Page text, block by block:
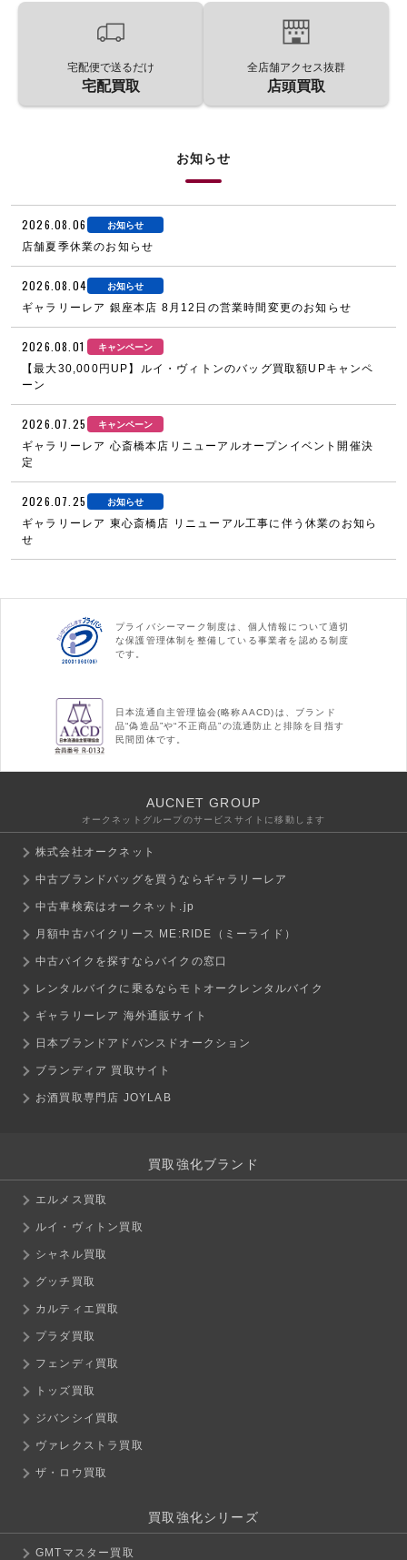
宅配便で送るだけ
宅配買取
全店舗アクセス抜群
店頭買取
お知らせ
2026.08.06 お知らせ
店舗夏季休業のお知らせ
2026.08.04 お知らせ
ギャラリーレア 銀座本店 8月12日の営業時間変更のお知らせ
2026.08.01 キャンペーン
【最大30,000円UP】ルイ・ヴィトンのバッグ買取額UPキャンペ
ーン
2026.07.25 キャンペーン
ギャラリーレア 心斎橋本店リニューアルオープンイベント開催決
定
2026.07.25 お知らせ
ギャラリーレア 東心斎橋店 リニューアル工事に伴う休業のお知ら
せ
プライバシーマーク制度は、個人情報について適切
な保護管理体制を整備している事業者を認める制度
です。
日本流通自主管理協会(略称AACD)は、ブランド
品“偽造品”や“不正商品”の流通防止と排除を目指す
民間団体です。
AUCNET GROUP
オークネットグループのサービスサイトに移動します
株式会社オークネット
中古ブランドバッグを買うならギャラリーレア
中古車検索はオークネット.jp
月額中古バイクリース ME:RIDE（ミーライド）
中古バイクを探すならバイクの窓口
レンタルバイクに乗るならモトオークレンタルバイク
ギャラリーレア 海外通販サイト
日本ブランドアドバンスドオークション
ブランディア 買取サイト
お酒買取専門店 JOYLAB
買取強化ブランド
エルメス買取
ルイ・ヴィトン買取
シャネル買取
グッチ買取
カルティエ買取
プラダ買取
フェンディ買取
トッズ買取
ジバンシイ買取
ヴァレクストラ買取
ザ・ロウ買取
買取強化シリーズ
GMTマスター買取